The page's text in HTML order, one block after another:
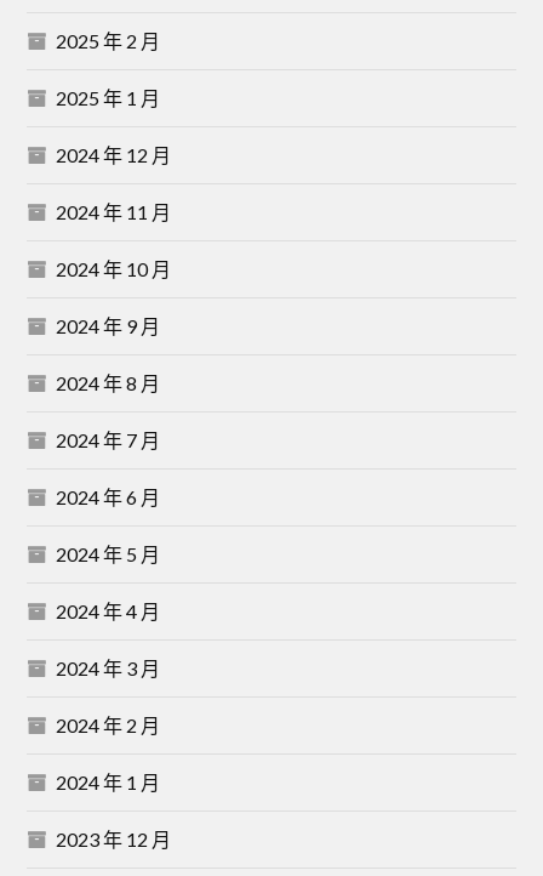
2025 年 2 月
2025 年 1 月
2024 年 12 月
2024 年 11 月
2024 年 10 月
2024 年 9 月
2024 年 8 月
2024 年 7 月
2024 年 6 月
2024 年 5 月
2024 年 4 月
2024 年 3 月
2024 年 2 月
2024 年 1 月
2023 年 12 月